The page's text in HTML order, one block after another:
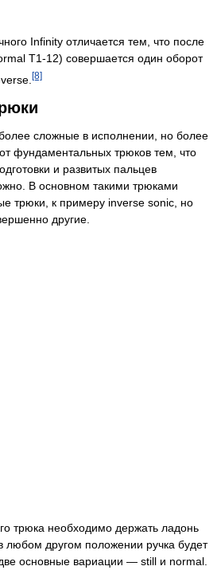
Infinity отличается тем, что после
T1-12) совершается один оборот
[8]
сложные в исполнении, но более
фундаментальных трюков тем, что
и развитых пальцев
В основном такими трюками
трюки, к примеру inverse sonic, но
другие.
трюка необходимо держать ладонь
любом другом положении ручка будет
основные вариации — still и normal.